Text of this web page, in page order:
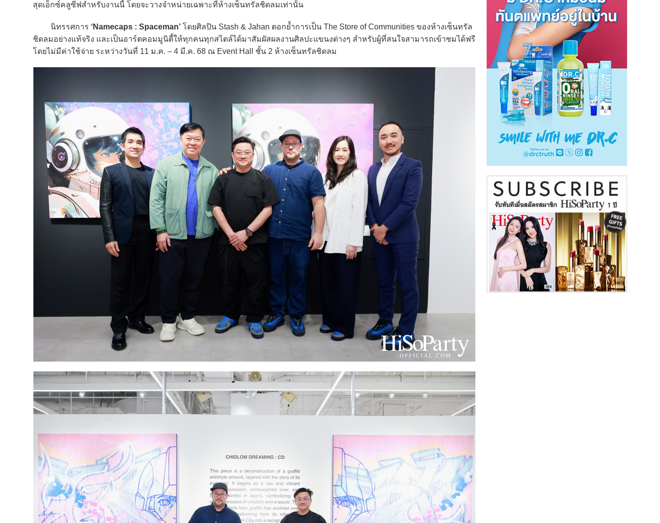
สุดเอ็กซ์คลูซีฟสำหรับงานนี้ โดยจะวางจำหน่ายเฉพาะที่ห้างเซ็นทรัลชิดลมเท่านั้น
นิทรรศการ ‘Namecaps : Spaceman’ โดยศิลปิน Stash & Jahan ตอกย้ำการเป็น The Store of Communities ของห้างเซ็นทรัล
ชิดลมอย่างแท้จริง และเป็นอาร์ตคอมมูนิตี้ให้ทุกคนทุกสไตล์ได้มาสัมผัสผลงานศิลปะแขนงต่างๆ สำหรับผู้ที่สนใจสามารถเข้าชมได้ฟรี
โดยไม่มีค่าใช้จ่าย ระหว่างวันที่ 11 ม.ค. – 4 มี.ค. 68 ณ Event Hall ชั้น 2 ห้างเซ็นทรัลชิดลม